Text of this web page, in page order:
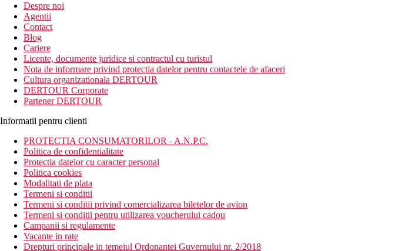
Despre noi
Agentii
Contact
Blog
Cariere
Licente, documente juridice si contractul cu turistul
Nota de informare privind protectia datelor pentru contactele de afaceri
Cultura organizationala DERTOUR
DERTOUR Corporate
Partener DERTOUR
Informatii pentru clienti
PROTECTIA CONSUMATORILOR - A.N.P.C.
Politica de confidentialitate
Protectia datelor cu caracter personal
Politica cookies
Modalitati de plata
Termeni si conditii
Termeni si conditii privind comercializarea biletelor de avion
Termeni si conditii pentru utilizarea voucherului cadou
Campanii si regulamente
Vacante in rate
Drepturi principale in temeiul Ordonantei Guvernului nr. 2/2018